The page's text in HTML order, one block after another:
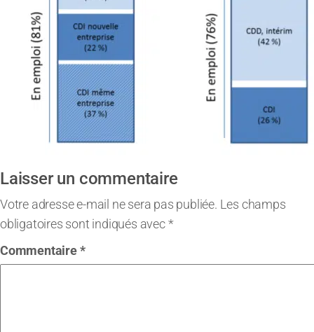
Laisser un commentaire
Votre adresse e-mail ne sera pas publiée. Les champs
obligatoires sont indiqués avec*
Commentaire*